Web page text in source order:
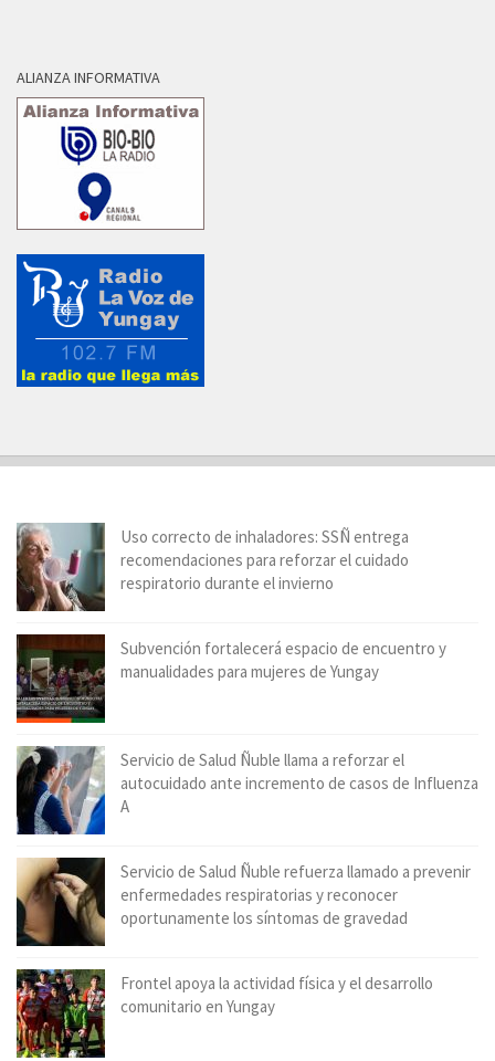
ALIANZA INFORMATIVA
Uso correcto de inhaladores: SSÑ entrega
recomendaciones para reforzar el cuidado
respiratorio durante el invierno
Subvención fortalecerá espacio de encuentro y
manualidades para mujeres de Yungay
Servicio de Salud Ñuble llama a reforzar el
autocuidado ante incremento de casos de Influenza
A
Servicio de Salud Ñuble refuerza llamado a prevenir
enfermedades respiratorias y reconocer
oportunamente los síntomas de gravedad
Frontel apoya la actividad física y el desarrollo
comunitario en Yungay